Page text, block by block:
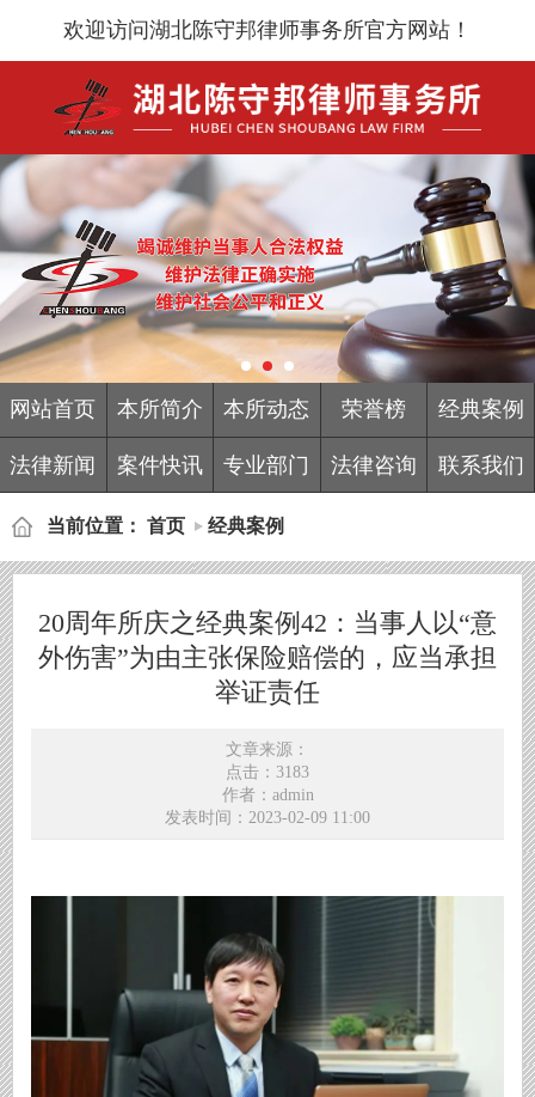
欢迎访问湖北陈守邦律师事务所官方网站！
网站首页 本所简介 本所动态 荣誉榜 经典案例
法律新闻 案件快讯 专业部门 法律咨询 联系我们
当前位置：首页 经典案例
20周年所庆之经典案例42：当事人以“意
外伤害”为由主张保险赔偿的，应当承担
举证责任
文章来源：
点击：3183
作者：admin
发表时间：2023-02-09 11:00